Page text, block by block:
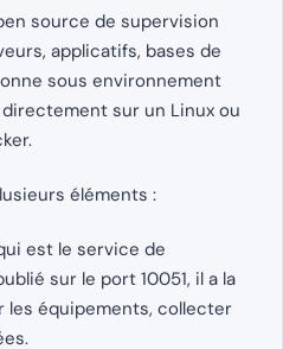
source de supervision
applicatifs, bases de
sous environnement
sur un Linux ou
éléments :
est le service de
sur le port 10051, il a la
les équipements, collecter